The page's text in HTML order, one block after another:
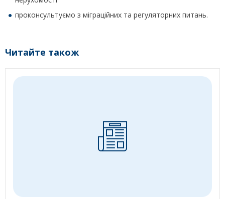
проконсультуємо з міграційних та регуляторних питань.
Читайте також